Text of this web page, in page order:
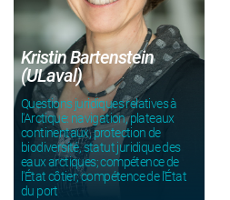
Kristin Bartenstein
(ULaval)
Questions juridiques relatives à
l'Arctique: navigation, plateaux
continentaux, protection de
biodiversité, statut juridique des
eaux arctiques; compétence de
l'État côtier; compétence de l'État
du port